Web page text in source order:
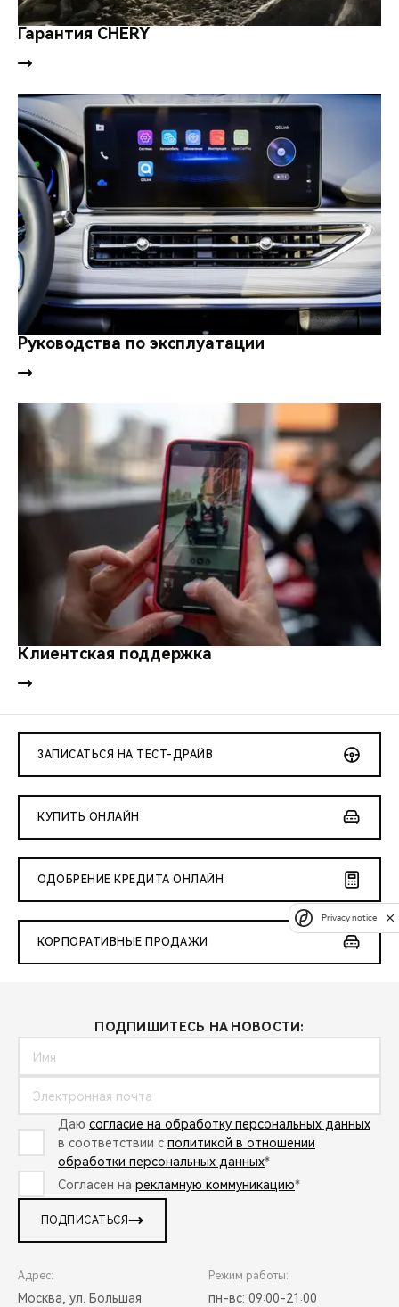
Гарантия CHERY
Руководства по эксплуатации
Клиентская поддержка
ЗАПИСАТЬСЯ НА ТЕСТ-ДРАЙВ
КУПИТЬ ОНЛАЙН
ОДОБРЕНИЕ КРЕДИТА ОНЛАЙН
КОРПОРАТИВНЫЕ ПРОДАЖИ
ПОДПИШИТЕСЬ НА НОВОСТИ:
Даю согласие на обработку персональных данных
в соответствии с политикой в отношении
обработки персональных данных*
Согласен на рекламную коммуникацию*
ПОДПИСАТЬСЯ
Адрес:
Москва, ул. Большая
Режим работы:
пн-вс: 09:00-21:00
Privacy notice